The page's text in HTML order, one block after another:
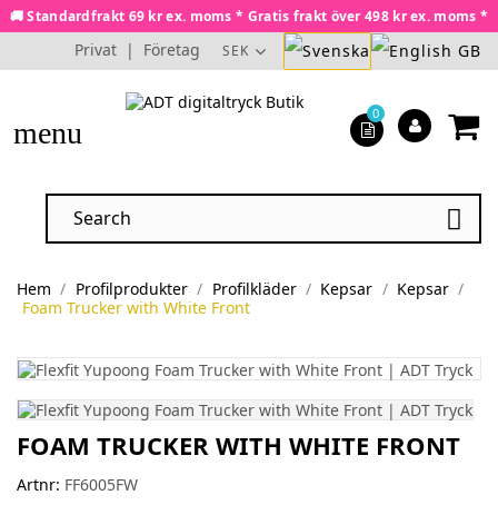
🚚 Standardfrakt 69 kr ex. moms * Gratis frakt över 498 kr ex. moms *
Privat | Företag SEK
menu

0
Hem Profilprodukter Profilkläder Kepsar
Kepsar
Foam Trucker with White Front
FOAM TRUCKER WITH WHITE FRONT
Artnr: FF6005FW